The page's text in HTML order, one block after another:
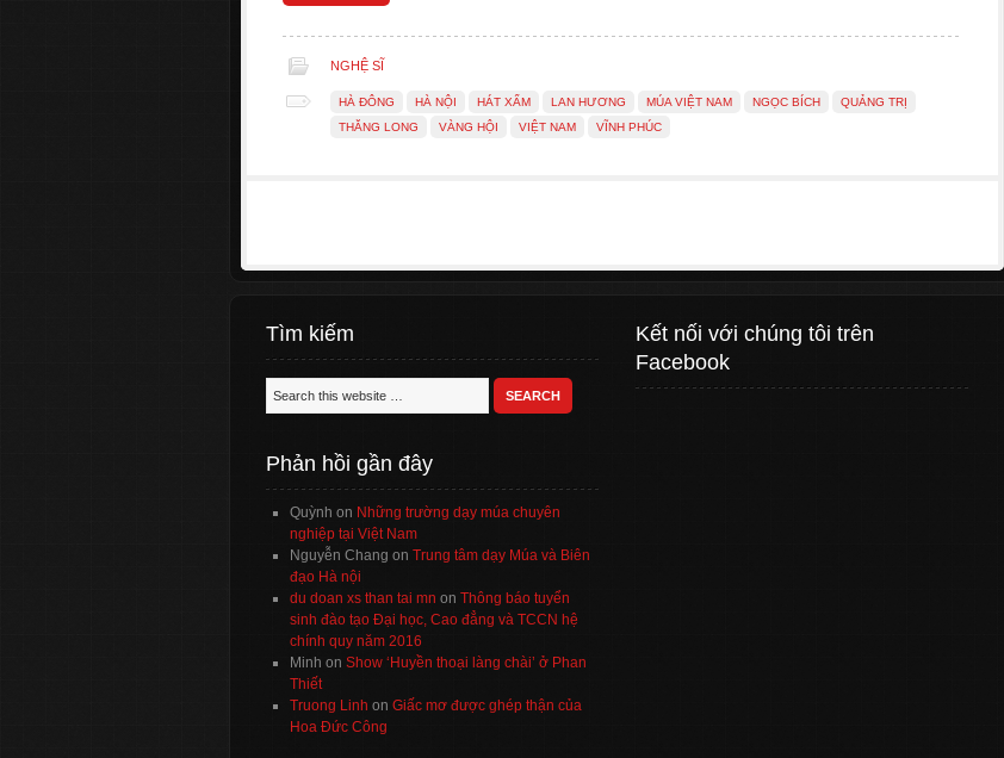
NGHỆ SĨ
HÀ ĐÔNG HÀ NỘI HÁT XẨM LAN HƯƠNG MÚA VIỆT NAM NGỌC BÍCH
QUẢNG TRỊ
THĂNG LONG
VÀNG HỘI VIỆT NAM VĨNH PHÚC
Tìm kiếm
Phản hồi gần đây
Quỳnh on Những trường dạy múa chuyên
nghiệp tại Việt Nam
Nguyễn Chang on Trung tâm dạy Múa và Biên
đạo Hà nội
du doan xs than tai mn on Thông báo tuyển
sinh đào tạo Đại học, Cao đẳng và TCCN hệ
chính quy năm 2016
Minh on Show ‘Huyền thoại làng chài’ ở Phan
Thiết
Truong Linh on Giấc mơ được ghép thận của
Hoa Đức Công
Kết nối với chúng tôi trên
Facebook